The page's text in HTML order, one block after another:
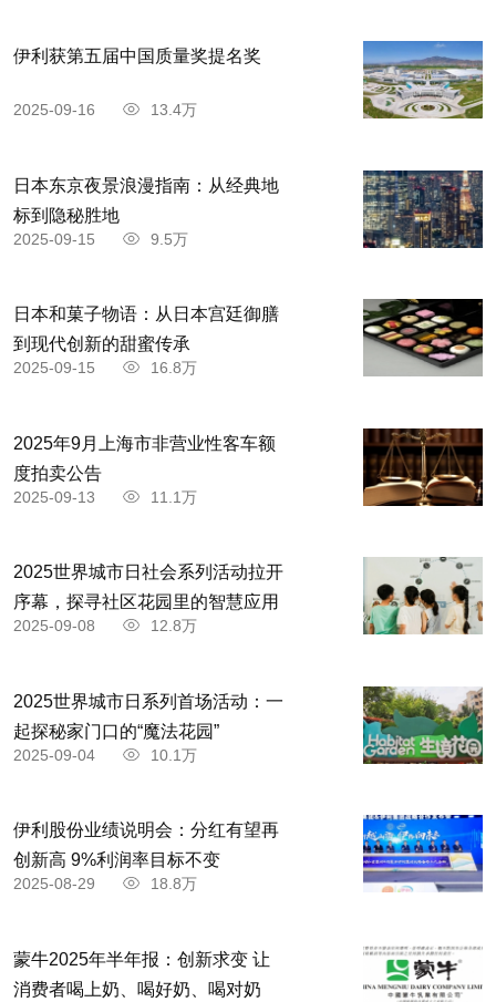
伊利获第五届中国质量奖提名奖
2025-09-16 13.4万
日本东京夜景浪漫指南：从经典地
标到隐秘胜地
2025-09-15 9.5万
日本和菓子物语：从日本宫廷御膳
到现代创新的甜蜜传承
2025-09-15 16.8万
2025年9月上海市非营业性客车额
度拍卖公告
2025-09-13 11.1万
2025世界城市日社会系列活动拉开
序幕，探寻社区花园里的智慧应用
2025-09-08 12.8万
2025世界城市日系列首场活动：一
起探秘家门口的“魔法花园”
2025-09-04 10.1万
伊利股份业绩说明会：分红有望再
创新高 9%利润率目标不变
2025-08-29 18.8万
蒙牛2025年半年报：创新求变 让
消费者喝上奶、喝好奶、喝对奶